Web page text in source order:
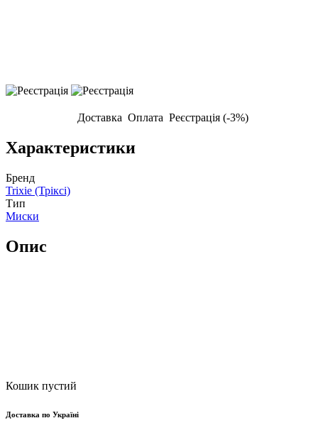
Доставка Оплата Реєстрація (-3%)
Характеристики
Бренд
Trixie (Тріксі)
Тип
Миски
Опис
Кошик пустий
Доставка по Україні